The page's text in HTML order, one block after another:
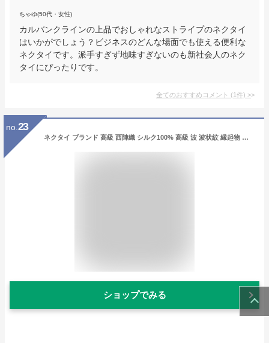
ちゃゆ(50代・女性)
カルバンクラインの上品でおしゃれなストライプのネクタイ
はいかがでしょう？ビジネスのどんな場面でも使える便利な
ネクタイです。派手すぎず地味すぎないのも新社会人のネク
タイにぴったりです。
全てのおすすめコメント (1件) >
no. 23
ネクタイ ブランド 高級 西陣織 シルク100% 高級 波 波状紋 縁起物 無地 おしゃれ 大人 ジャガード 伝統工芸 青 グレー 赤 紺 ペールピンク ゴールド アッシュパープル ギフト プレゼント 御祝 就職祝 誕生日 父の日ギフト 昇進祝い free,くすみピンク
ショップでみる